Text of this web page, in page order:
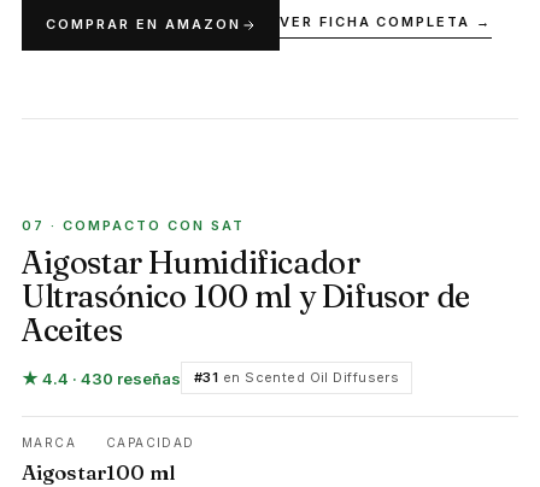
COMPRAR EN AMAZON VER FICHA COMPLETA →
07 · COMPACTO CON SAT
Aigostar Humidificador
Ultrasónico 100 ml y Difusor de
Aceites
★ 4.4 · 430 reseñas #31 en Scented Oil Diffusers
MARCA
Aigostar
CAPACIDAD
100 ml